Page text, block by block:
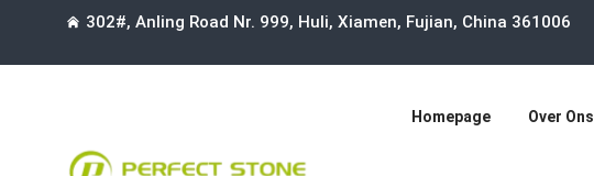
302#, Anling Road Nr. 999, Huli, Xiamen, Fujian, China 361006
Homepage Over Ons